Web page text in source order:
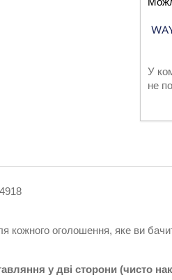
У
не
кожного оголошення, яке ви
у дві сторони (чисто